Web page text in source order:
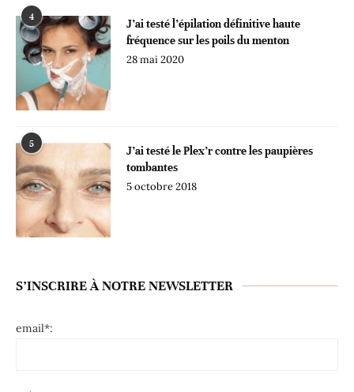
4
J’ai testé l’épilation définitive haute
fréquence sur les poils du menton
28 mai 2020
5
J’ai testé le Plex’r contre les paupières
tombantes
5 octobre 2018
S’INSCRIRE À NOTRE NEWSLETTER
email*: